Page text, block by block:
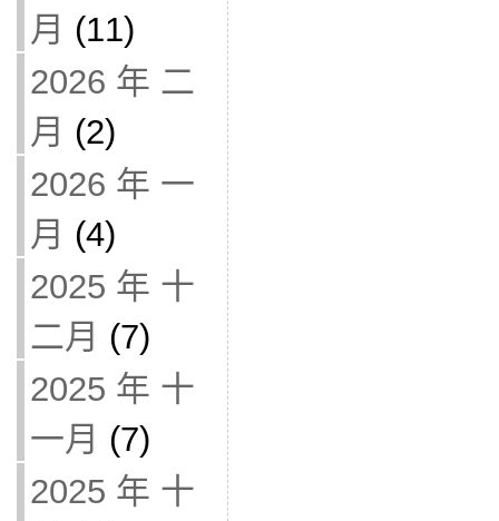
月 (11)
2026 年 二
月 (2)
2026 年 一
月 (4)
2025 年 十
二月 (7)
2025 年 十
一月 (7)
2025 年 十